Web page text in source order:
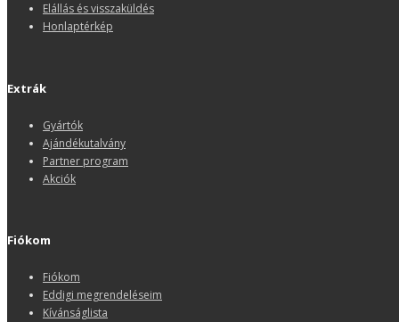
Elállás és visszaküldés
Honlaptérkép
Extrák
Gyártók
Ajándékutalvány
Partner program
Akciók
Fiókom
Fiókom
Eddigi megrendeléseim
Kívánságlista